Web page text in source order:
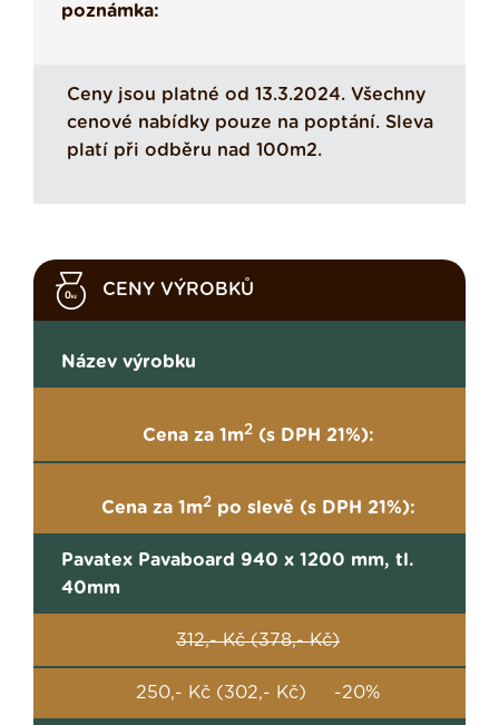
poznámka:
Ceny jsou platné od 13.3.2024. Všechny
cenové nabídky pouze na poptání. Sleva
platí při odběru nad 100m2.
CENY VÝROBKŮ
Název výrobku
Cena za 1m2(s DPH 21%):
Cena za 1m2po slevě (s DPH 21%):
Pavatex Pavaboard 940 x 1200 mm, tl.
40mm
312,- Kč (378,- Kč)
250,- Kč (302,- Kč) -20%